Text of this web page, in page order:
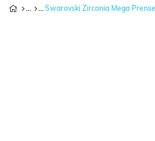
Swarovski Zirconia Mega